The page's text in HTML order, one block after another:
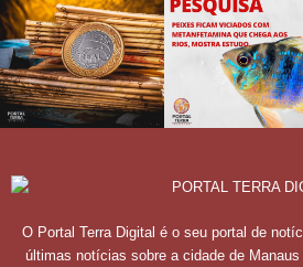
O Portal Terra Digital é o seu portal de
últimas notícias sobre a cidade de Manaus